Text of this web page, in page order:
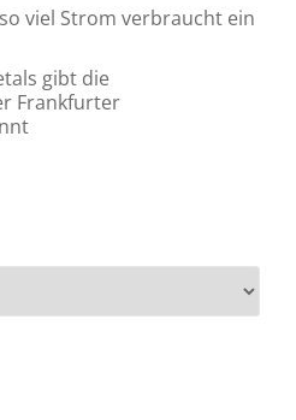
viel Strom verbraucht ein
gibt die
Frankfurter